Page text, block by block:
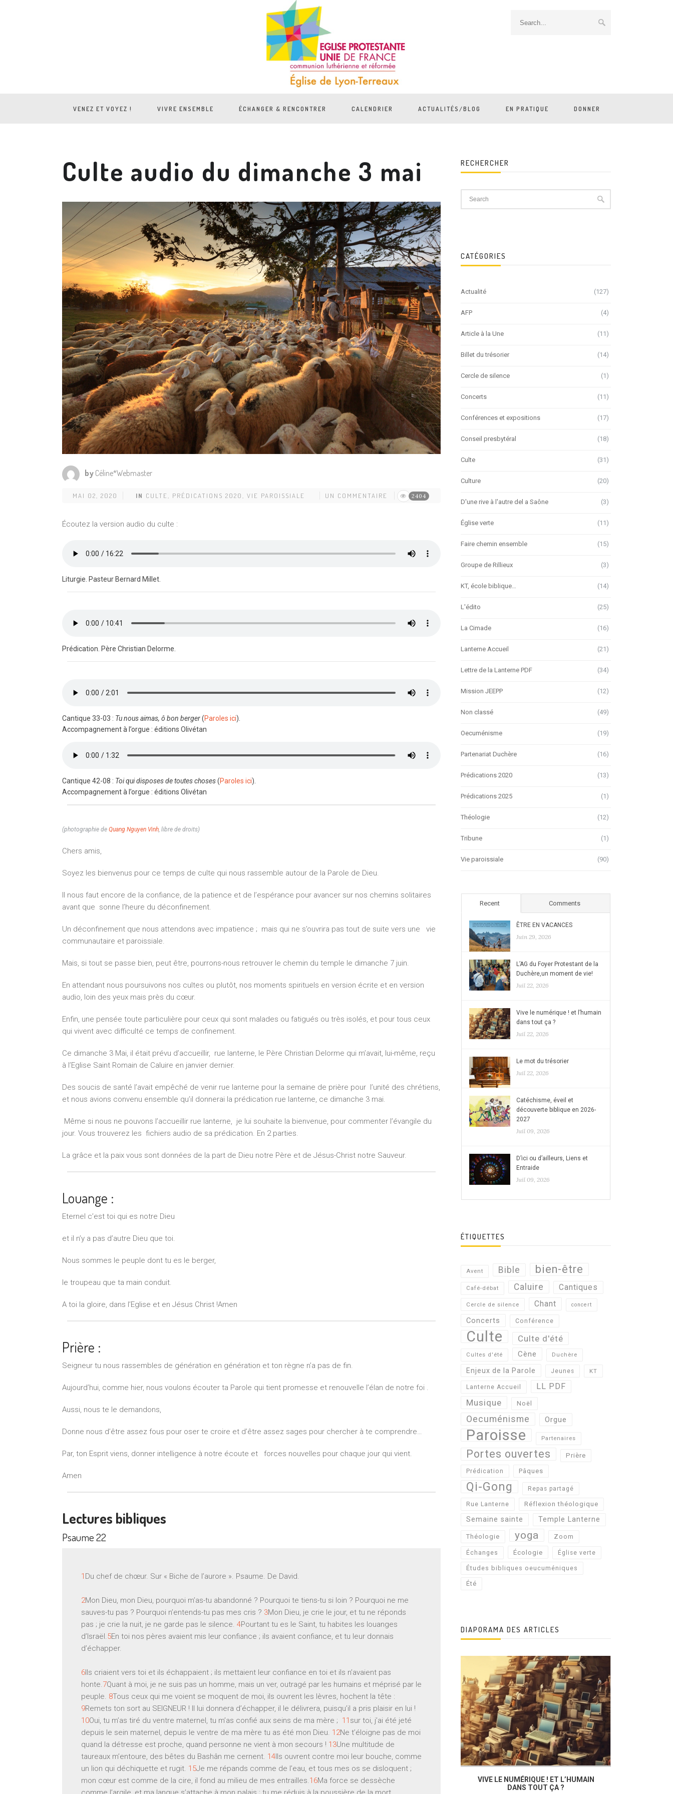
VENEZ ET VOYEZ ! VIVRE ENSEMBLE ÉCHANGER & RENCONTRER CALENDRIER ACTUALITÉS/BLOG EN PRATIQUE DONNER
Culte audio du dimanche 3 mai
by Céline*Webmaster
MAI 02, 2020 IN CULTE PRÉDICATIONS 2020 VIE PAROISSIALE UN COMMENTAIRE 2404
Écoutez la version audio du culte :
Liturgie. Pasteur Bernard Millet.
Prédication. Père Christian Delorme.
Cantique 33-03 : Tu nous aimas, ô bon berger(Paroles ici).
Accompagnement à l’orgue : éditions Olivétan
Cantique 42-08 : Toi qui disposes de toutes choses(Paroles ici).
Accompagnement à l’orgue : éditions Olivétan
(photographie de Quang Nguyen Vinh , libre de droits)
Chers amis,
Soyez les bienvenus pour ce temps de culte qui nous rassemble autour de la Parole de Dieu.
Il nous faut encore de la confiance, de la patience et de l’espérance pour avancer sur nos chemins solitaires
avant que sonne l’heure du déconfinement.
Un déconfinement que nous attendons avec impatience ; mais qui ne s’ouvrira pas tout de suite vers une vie
communautaire et paroissiale.
Mais, si tout se passe bien, peut être, pourrons-nous retrouver le chemin du temple le dimanche 7 juin.
En attendant nous poursuivons nos cultes ou plutôt, nos moments spirituels en version écrite et en version
audio, loin des yeux mais près du cœur.
Enfin, une pensée toute particulière pour ceux qui sont malades ou fatigués ou très isolés, et pour tous ceux
qui vivent avec difficulté ce temps de confinement.
Ce dimanche 3 Mai, il était prévu d’accueillir, rue lanterne, le Père Christian Delorme qui m’avait, lui-même, reçu
à l’Eglise Saint Romain de Caluire en janvier dernier.
Des soucis de santé l’avait empêché de venir rue lanterne pour la semaine de prière pour l’unité des chrétiens,
et nous avions convenu ensemble qu’il donnerai la prédication rue lanterne, ce dimanche 3 mai.
Même si nous ne pouvons l’accueillir rue lanterne, je lui souhaite la bienvenue, pour commenter l’évangile du
jour. Vous trouverez les fichiers audio de sa prédication. En 2 parties.
La grâce et la paix vous sont données de la part de Dieu notre Père et de Jésus-Christ notre Sauveur.
Louange :
Eternel c’est toi qui es notre Dieu
et il n’y a pas d’autre Dieu que toi.
Nous sommes le peuple dont tu es le berger,
le troupeau que ta main conduit.
A toi la gloire, dans l’Eglise et en Jésus Christ !Amen
Prière :
Seigneur tu nous rassembles de génération en génération et ton règne n’a pas de fin.
Aujourd’hui, comme hier, nous voulons écouter ta Parole qui tient promesse et renouvelle l’élan de notre foi .
Aussi, nous te le demandons,
Donne nous d’être assez fous pour oser te croire et d’être assez sages pour chercher à te comprendre…
Par, ton Esprit viens, donner intelligence à notre écoute et forces nouvelles pour chaque jour qui vient.
Amen
Lectures bibliques
Psaume 22
1 Du chef de chœur. Sur « Biche de l’aurore ». Psaume. De David.
2Mon Dieu, mon Dieu, pourquoi m’as-tu abandonné ? Pourquoi te tiens-tu si loin ? Pourquoi ne me
sauves-tu pas ? Pourquoi n’entends-tu pas mes cris ? 3Mon Dieu, je crie le jour, et tu ne réponds
pas ; je crie la nuit, je ne garde pas le silence. 4Pourtant tu es le Saint, tu habites les louanges
d’Israël. 5En toi nos pères avaient mis leur confiance ; ils avaient confiance, et tu leur donnais
d’échapper.
6Ils criaient vers toi et ils échappaient ; ils mettaient leur confiance en toi et ils n’avaient pas
honte. 7Quant à moi, je ne suis pas un homme, mais un ver, outragé par les humains et méprisé par le
peuple. 8Tous ceux qui me voient se moquent de moi, ils ouvrent les lèvres, hochent la tête :
9Remets ton sort au SEIGNEUR ! Il lui donnera d’échapper, il le délivrera, puisqu’il a pris plaisir en lui !
10Oui, tu m’as tiré du ventre maternel, tu m’as confié aux seins de ma mère ; 11 sur toi, j’ai été jeté
depuis le sein maternel, depuis le ventre de ma mère tu as été mon Dieu. 12Ne t’éloigne pas de moi
quand la détresse est proche, quand personne ne vient à mon secours ! 13Une multitude de
taureaux m’entoure, des bêtes du Bashân me cernent. 14Ils ouvrent contre moi leur bouche, comme
un lion qui déchiquette et rugit. 15Je me répands comme de l’eau, et tous mes os se disloquent ;
mon cœur est comme de la cire, il fond au milieu de mes entrailles. 16Ma force se dessèche
RECHERCHER
CATÉGORIES
Actualité (127)
AFP (4)
Article à la Une (11)
Billet du trésorier (14)
Cercle de silence (1)
Concerts (11)
Conférences et expositions (17)
Conseil presbytéral (18)
Culte (31)
Culture (20)
D'une rive à l'autre del a Saône (3)
Église verte (11)
Faire chemin ensemble (15)
Groupe de Rillieux (3)
KT, école biblique… (14)
L'édito (25)
La Cimade (16)
Lanterne Accueil (21)
Lettre de la Lanterne PDF (34)
Mission JEEPP (12)
Non classé (49)
Oecuménisme (19)
Partenariat Duchère (16)
Prédications 2020 (13)
Prédications 2025 (1)
Théologie (12)
Tribune (1)
Vie paroissiale (90)
Recent Comments
ÊTRE EN VACANCES
Juin 29, 2026
L’AG du Foyer Protestant de la
Duchère,un moment de vie!
Juil 22, 2026
Vive le numérique ! et l’humain
dans tout ça ?
Juil 22, 2026
Le mot du trésorier
Juil 22, 2026
Catéchisme, éveil et
découverte biblique en 2026-
2027
Juil 09, 2026
D’ici ou d’ailleurs, Liens et
Entraide
Juil 09, 2026
ÉTIQUETTES
Avent Bible bien-être
Café-débat Caluire Cantiques
Cercle de silence Chant concert
Concerts Conférence
Culte Culte d'été
Cultes d'été Cène Duchère
Enjeux de la Parole Jeunes KT
Lanterne Accueil LL PDF
Musique Noël
Oecuménisme Orgue
Paroisse Partenaires
Portes ouvertes Prière
Prédication Pâques
Qi-Gong Repas partagé
Rue Lanterne Réflexion théologique
Semaine sainte Temple Lanterne
Théologie yoga Zoom
Échanges Écologie Église verte
Études bibliques oeucuméniques
Été
DIAPORAMA DES ARTICLES
LE MOT DU TRÉSORIER ÊTRE EN VACANCES
DUCHÈRE,UN MOMENT DE VIE!
VIVE LE NUMÉRIQUE ! ET L’HUMAIN
DANS TOUT ÇA ?